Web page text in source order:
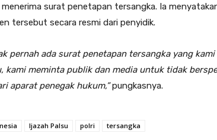
surat penetapan tersangka. Ia
tersebut secara resmi dari penyidik.
pernah ada surat penetapan tersangka yang
kami meminta publik dan media untuk tidak
aparat penegak hukum,”pungkasnya.
Ijazah Palsu polri tersangka